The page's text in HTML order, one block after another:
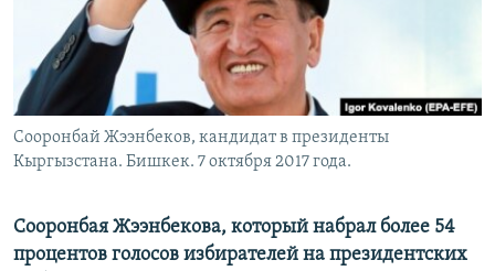
Сооронбай Жээнбеков, кандидат в президенты
Кыргызстана. Бишкек. 7 октября 2017 года.
Сооронбая Жээнбекова, который набрал более 54
процентов голосов избирателей на президентских